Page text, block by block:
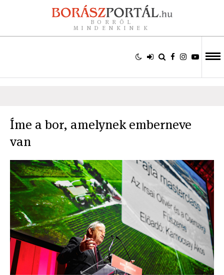
BORRÓL
MINDENKINEK
Íme a bor, amelynek emberneve
van